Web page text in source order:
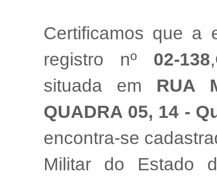
Certificamos que a
registro nº 02-138
situada em RUA
QUADRA 05, 14 -
encontra-se
Militar do Estado